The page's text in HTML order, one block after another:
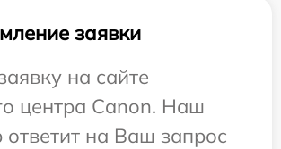
заявки
на сайте
центра Canon. Наш
на Ваш запрос